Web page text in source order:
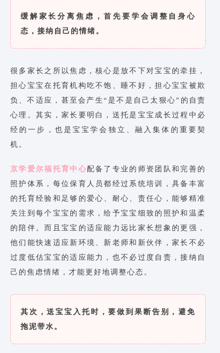
缓解家长分离焦虑，首先要学会调整自身心
态，接纳自己的情绪。
很多家长之所以焦虑，核心是放不下对宝宝的牵挂，
担心宝宝在托育机构吃不饱、睡不好，担心宝宝被欺
负、不适应，甚至会产生“是不是自己太狠心”的自责
心理。其实，家长要明白，送托是宝宝成长过程中必
经的一步，也是宝宝学会独立、融入集体的重要契
机。
京学爱尔福托育中心配备了专业的师资团队和完善的
照护体系，每位保育人员都经过系统培训，具备丰富
的托育经验和足够的爱心、耐心、责任心，能够精准
关注到每个宝宝的需求，给予宝宝细致的照护和温柔
的陪伴。而且宝宝的适应能力远比家长想象的更强，
他们能快速适应新环境、新老师和新伙伴，家长不必
过度低估宝宝的适应能力，也不必过度自责，接纳自
己的焦虑情绪，才能更好地调整心态。
其次，送宝宝入托时，要做到果断告别，避免
拖泥带水。